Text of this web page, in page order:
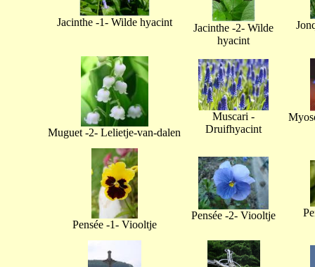
Jacinthe -1- Wilde hyacint
Jacinthe -2- Wilde
hyacint
Muguet -2- Lelietje-van-dalen
Muscari -
Druifhyacint
Pensée -1- Viooltje
Pensée -2- Viooltje